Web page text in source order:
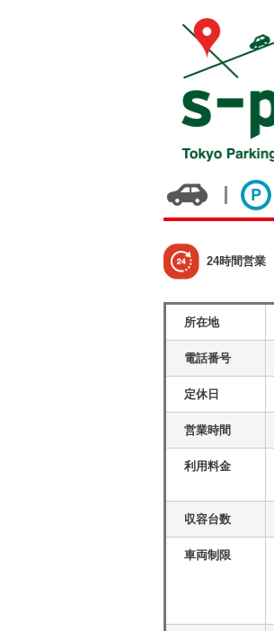
24時間営業
所在地
電話番号
定休日
営業時間
利用料金
収容台数
車両制限